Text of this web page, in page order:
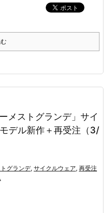
メストグランデ」サイ
デル新作＋再受注（3/
グランデ, サイクルウェア, 再受注